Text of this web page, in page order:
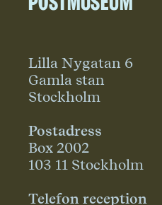
Lilla Nygatan 6
Gamla stan
Stockholm
Postadress
Box 2002
103 11 Stockholm
Telefon reception